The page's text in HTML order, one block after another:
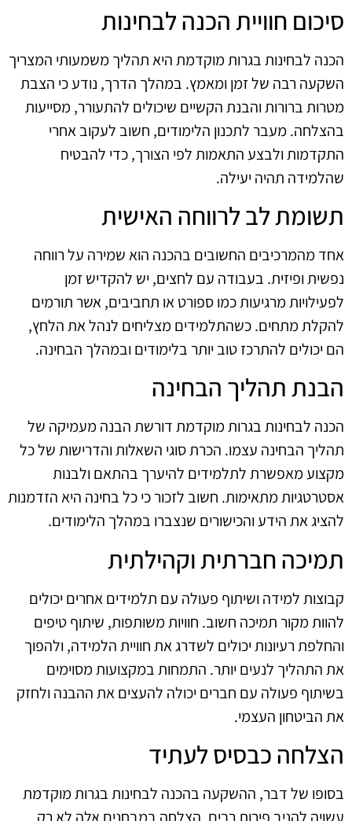
סיכום חוויית הכנה לבחינות
הכנה לבחינות בגרות מוקדמת היא תהליך משמעותי המצריך
השקעה רבה של זמן ומאמץ. במהלך הדרך, נודע כי הצבת
מטרות ברורות והבנת הקשיים שיכולים להתעורר, מסייעות
בהצלחה. מעבר לתכנון הלימודים, חשוב לעקוב אחרי
התקדמות ולבצע התאמות לפי הצורך, כדי להבטיח
שהלמידה תהיה יעילה.
תשומת לב לרווחה האישית
אחד מהמרכיבים החשובים בהכנה הוא שמירה על רווחה
נפשית ופיזית. בעבודה עם לחצים, יש להקדיש זמן
לפעילויות מרגיעות כמו ספורט או תחביבים, אשר תורמים
להקלת מתחים. כשהתלמידים מצליחים לנהל את הלחץ,
הם יכולים להתרכז טוב יותר בלימודים ובמהלך הבחינה.
הבנת תהליך הבחינה
הכנה לבחינות בגרות מוקדמת דורשת הבנה מעמיקה של
תהליך הבחינה עצמו. הכרת סוגי השאלות והדרישות של כל
מקצוע מאפשרת לתלמידים להיערך בהתאם ולבנות
אסטרטגיות מתאימות. חשוב לזכור כי כל בחינה היא הזדמנות
להציג את הידע והכישורים שנצברו במהלך הלימודים.
תמיכה חברתית וקהילתית
קבוצות למידה ושיתוף פעולה עם תלמידים אחרים יכולים
להוות מקור תמיכה חשוב. חוויות משותפות, שיתוף טיפים
והחלפת רעיונות יכולים לשדרג את חוויית הלמידה, ולהפוך
את התהליך לנעים יותר. התמחות במקצועות מסוימים
בשיתוף פעולה עם חברים יכולה להעצים את ההבנה ולחזק
את הביטחון העצמי.
הצלחה כבסיס לעתיד
בסופו של דבר, ההשקעה בהכנה לבחינות בגרות מוקדמת